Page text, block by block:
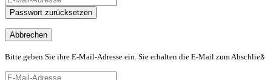
Passwort zurücksetzen
Abbrechen
Bitte geben Sie ihre E-Mail-Adresse ein. Sie erhalten die E-Mail zum